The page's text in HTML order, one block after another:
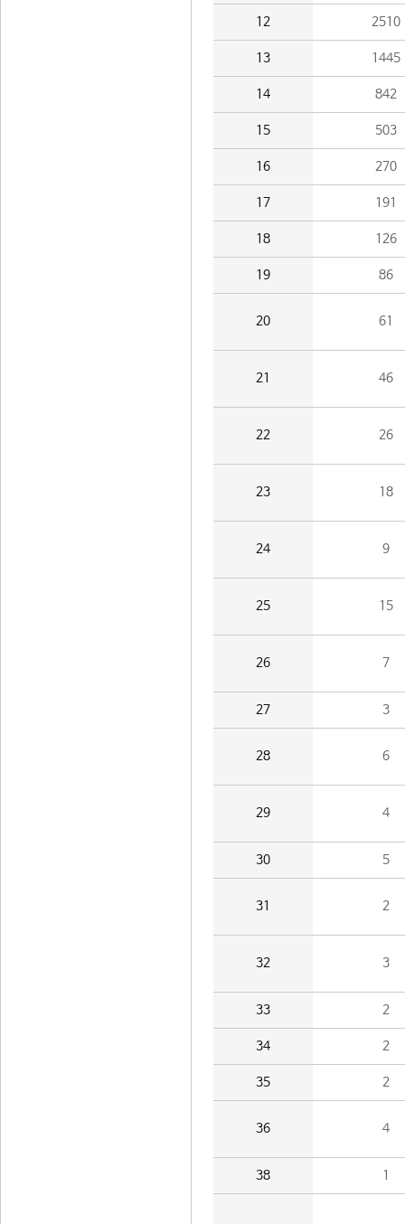
12 2510
13 1445
14 842
15 503
16 270
17 191
18 126
19 86
20 61
21 46
22 26
23 18
24 9
25 15
26 7
27 3
28 6
29 4
30 5
31 2
32 3
33 2
34 2
35 2
36 4
38 1